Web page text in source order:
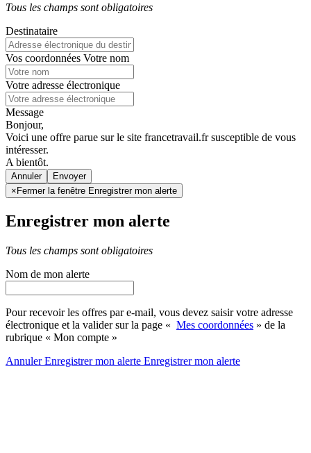
Tous les champs sont obligatoires
Destinataire
Vos coordonnées Votre nom
Votre adresse électronique
Message
Bonjour,
Voici une offre parue sur le site francetravail.fr susceptible de vous
intéresser.
A bientôt.
Annuler
× Fermer la fenêtre Enregistrer mon alerte
Enregistrer mon alerte
Tous les champs sont obligatoires
Nom de mon alerte
Pour recevoir les offres par e-mail, vous devez saisir votre adresse
électronique et la valider sur la page « Mes coordonnées » de la
rubrique « Mon compte »
AnnulerEnregistrer mon alerte Enregistrermon alerte